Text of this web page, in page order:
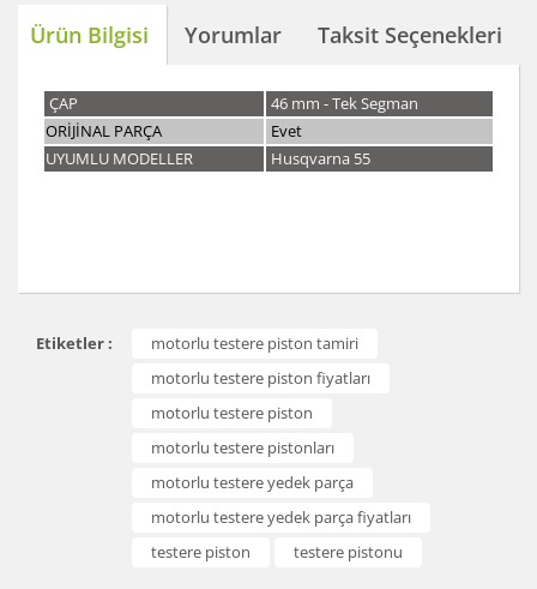
Ürün Bilgisi Yorumlar Taksit Seçenekleri
ÇAP
46 mm - Tek Segman
ORİJİNAL PARÇA
Evet
UYUMLU MODELLER
Husqvarna 55
diğer konularda yetersiz gördüğünüz noktaları öneri
formunu kullanarak tarafımıza iletebilirsiniz.
Görüş ve önerileriniz için teşekkür ederiz.
Ürün resmi kalitesiz, bozuk veya görüntülenemiyor.
Ürün açıklamasında eksik bilgiler bulunuyor.
Ürün bilgilerinde hatalar bulunuyor.
Ürün fiyatı diğer sitelerden daha pahalı.
Etiketler :
motorlu testere piston tamiri
motorlu testere piston fiyatları
motorlu testere piston
motorlu testere pistonları
motorlu testere yedek parça
motorlu testere yedek parça fiyatları
testere piston
testere pistonu